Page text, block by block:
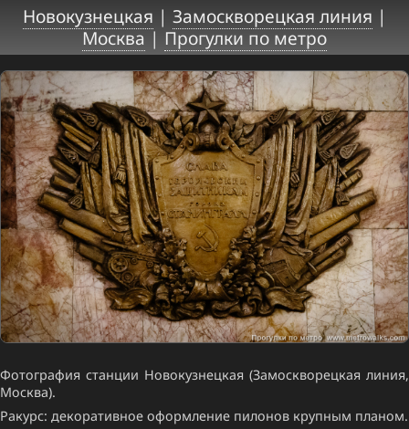
Новокузнецкая | Замоскворецкая линия |
Москва| Прогулки по метро
Фотография станции Новокузнецкая (Замоскворецкая линия,
Москва).
Ракурс: декоративное оформление пилонов крупным планом.